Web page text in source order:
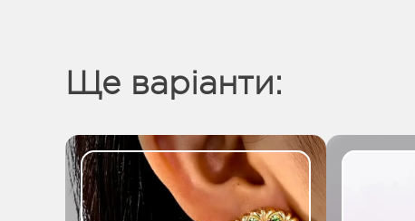
Ще варіанти: